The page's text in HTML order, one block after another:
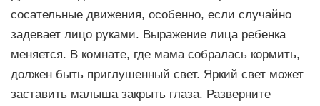
сосательные движения, особенно, если случайно
задевает лицо руками. Выражение лица ребенка
меняется. В комнате, где мама собралась кормить,
должен быть приглушенный свет. Яркий свет может
заставить малыша закрыть глаза. Разверните